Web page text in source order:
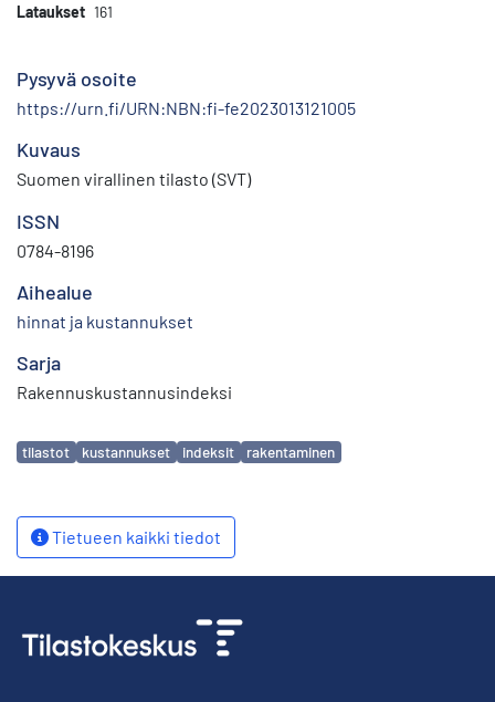
Lataukset 161
Pysyvä osoite
https://urn.fi/URN:NBN:fi-fe2023013121005
Kuvaus
Suomen virallinen tilasto (SVT)
ISSN
0784-8196
Aihealue
hinnat ja kustannukset
Sarja
Rakennuskustannusindeksi
Avainsanat
tilastot kustannukset indeksit rakentaminen
Tietueen kaikki tiedot